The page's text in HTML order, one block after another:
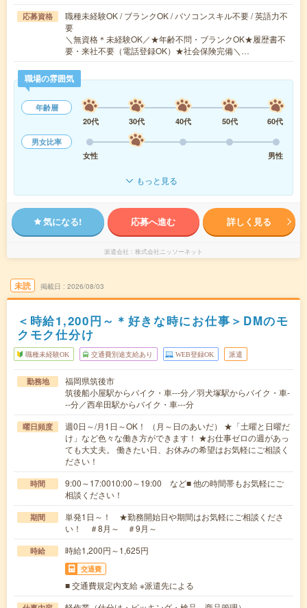
応募資格
職種未経験OK / ブランクOK / パソコンスキル不要 / 英語力不
要
＼無資格＊未経験OK／★年齢不問・ブランクOK★履歴書不
要・来社不要（電話登録OK）★社会保険完備＼…
職場の雰囲気
年齢層
20代
30代 40代 50代
60代
男女比率
女性
男性
もっと見る
気になる! 応募へ進む 詳しく見る
派遣会社 株式会社ニッソーネット
未読 掲載日 2026/08/03
＜時給1,200円～＊好きな時にお仕事＞DMのモ
クモク仕分け
職種未経験OK 交通費別途支給あり WEB登録OK 派遣
勤務地
福岡県筑後市
筑後船小屋駅からバイク・車---分／羽犬塚駅からバイク・車-
--分／西牟田駅からバイク・車---分
曜日頻度
週0日～/月1日～OK！ （月～日のあいだ） ★「土曜と日曜だ
け」など色々な働き方ができます！ ★お仕事ゼロの週があっ
ても大丈夫。 働きたい日、お休みの希望はお気軽にご相談く
ださい！
時間
9:00～17:0010:00～19:00 など■ 他の時間帯もお気軽にご
相談ください！
期間
単発1日～！ ★勤務開始日や期間はお気軽にご相談くださ
い！ ＃8月～ ＃9月～
時給 時給1,200円～1,625円
交通費
■ 交通費規定内支給 ※派遣先による